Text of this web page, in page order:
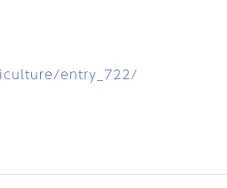
entry_722/